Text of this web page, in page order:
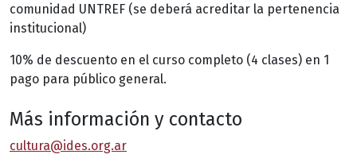
comunidad UNTREF (se deberá acreditar la pertenencia
institucional)
10% de descuento en el curso completo (4 clases) en 1
pago para público general.
Más información y contacto
cultura@ides.org.ar